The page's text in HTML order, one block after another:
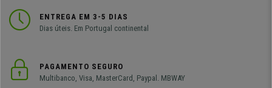
ENTREGA EM 3-5 DIAS
Dias úteis. Em Portugal continental
PAGAMENTO SEGURO
Multibanco, Visa, MasterCard, Paypal. MBWAY